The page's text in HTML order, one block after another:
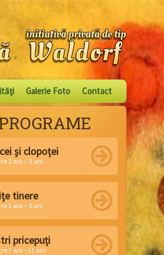
Galerie Foto Contact
și clopoței
2 ani – 3 ani
tinere
3 ani – 6 ani
pricepuți
7 ani - 11 ani